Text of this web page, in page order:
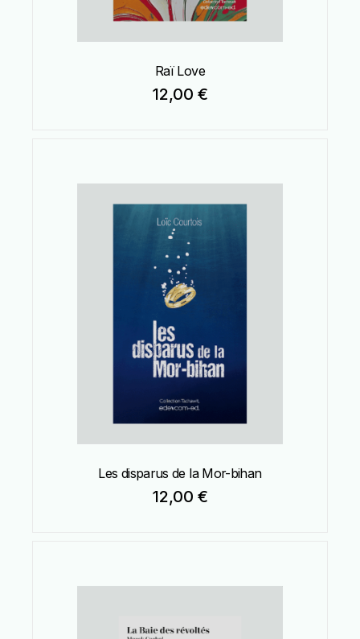
Raï Love
12,00 €
Les disparus de la Mor-bihan
12,00 €